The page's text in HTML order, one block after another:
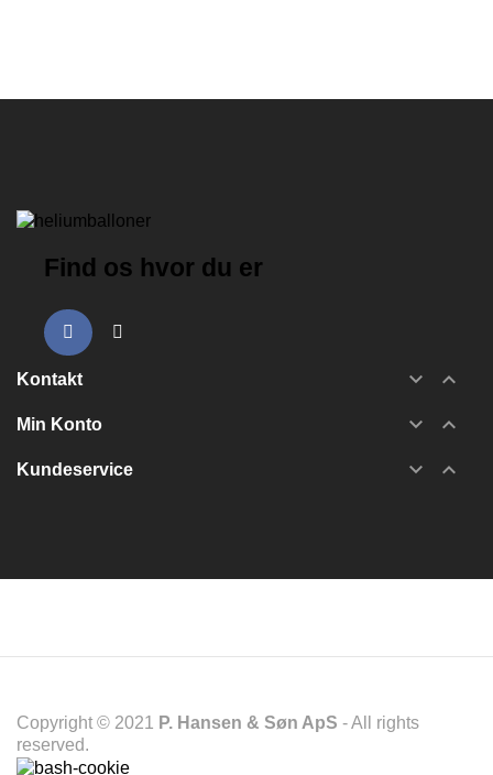
Find os hvor du er
Kontakt  
Min Konto  
Kundeservice  
Copyright © 2021 P. Hansen & Søn ApS - All rights
reserved.